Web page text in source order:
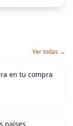
Ver todas →
en tu compra
países